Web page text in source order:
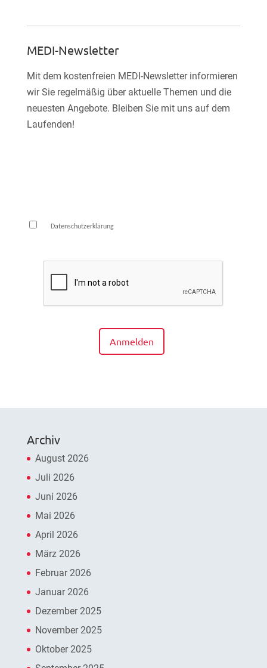
MEDI-Newsletter
Mit dem kostenfreien MEDI-Newsletter informieren
wir Sie regelmäßig über aktuelle Themen und die
neuesten Angebote. Bleiben Sie mit uns auf dem
Laufenden!
Datenschutzerklärunghabe ich zur Kenntnis genommen und
Anmelden
Archiv
August 2026
Juli 2026
Juni 2026
Mai 2026
April 2026
März 2026
Februar 2026
Januar 2026
Dezember 2025
November 2025
Oktober 2025